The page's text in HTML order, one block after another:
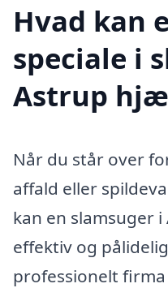
Hvad kan
speciale i
Astrup
Når du står over
affald eller
kan en slamsuger
effektiv og
professionelt firma